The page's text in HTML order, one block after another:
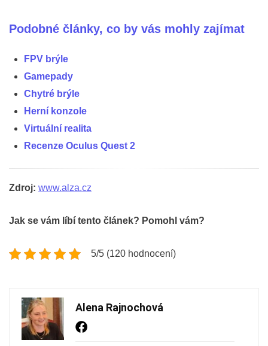
Podobné články, co by vás mohly zajímat
FPV brýle
Gamepady
Chytré brýle
Herní konzole
Virtuální realita
Recenze Oculus Quest 2
Zdroj: www.alza.cz
Jak se vám líbí tento článek? Pomohl vám?
5/5 (120 hodnocení)
Alena Rajnochová